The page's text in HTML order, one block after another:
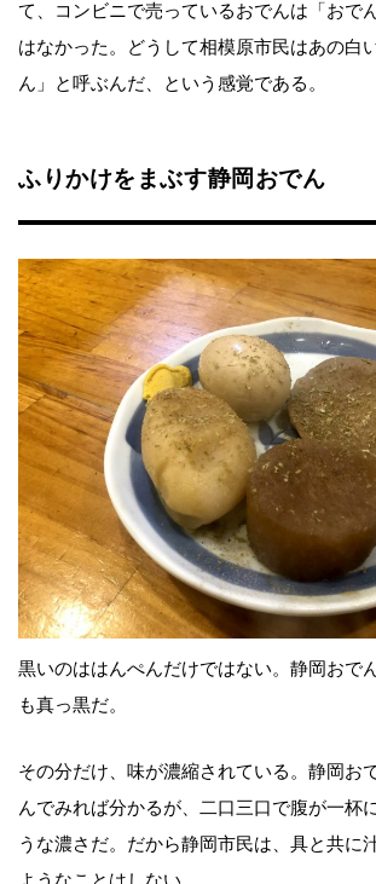
て、コンビニで売っているおでんは「おで
はなかった。どうして相模原市民はあの白
ん」と呼ぶんだ、という感覚である。
ふりかけをまぶす静岡おでん
黒いのははんぺんだけではない。静岡おで
も真っ黒だ。
その分だけ、味が濃縮されている。静岡お
んでみれば分かるが、二口三口で腹が一杯
うな濃さだ。だから静岡市民は、具と共に
ようなことはしない。